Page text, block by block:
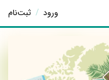
ورود / ثبت‌نام